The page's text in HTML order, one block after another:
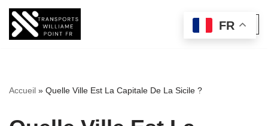
Aller
Accueil » Quelle Ville Est La Capitale De La Sicile ?
FR